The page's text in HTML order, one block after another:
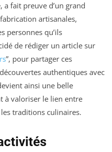
fait preuve d’un grand
artisanales,
personnes qu’ils
de rédiger un article sur
”, pour partager ces
authentiques avec
ainsi une belle
à valoriser le lien entre
traditions culinaires.